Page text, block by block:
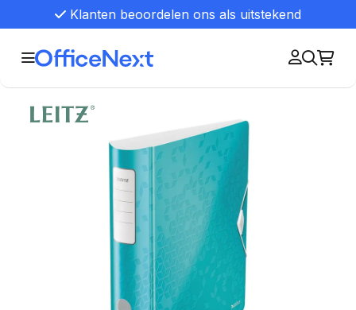
Klanten beoordelen ons als uitstekend